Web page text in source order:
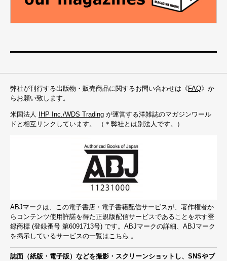
弊社が刊行する出版物・販売商品に関するお問い合わせは《 FAQ》か
らお願い致します。
米国法人 IHP Inc./WDS Trading が運営する洋雑誌のマガジンワール
ドと相互リンクしています。 （＊弊社とは別法人です。）
ABJマークは、この電子書店・電子書籍配信サービスが、著作権者か
らコンテンツ使用許諾を得た正規版配信サービスであることを示す登
録商標 (登録番号 第6091713号) です。ABJマークの詳細、ABJマーク
を掲示しているサービスの一覧はこちら 。
誌面（紙版・電子版）などを撮影・スクリーンショットし、SNSやブ